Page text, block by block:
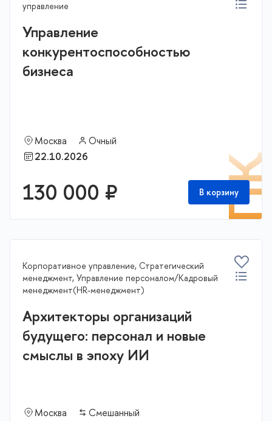
управление
Управление
конкурентоспособностью
бизнеса
Москва
Очный
22.10.2026
130 000 ₽ В корзину
Корпоративное управление, Стратегический
менеджмент, Управление персоналом/Кадровый
менеджмент(HR-менеджмент)
Архитекторы организаций
будущего: персонал и новые
смыслы в эпоху ИИ
Москва
Смешанный